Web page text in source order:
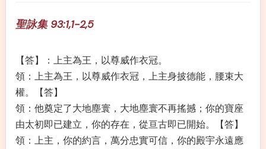
聖詠集 93:1,1-2,5
【答】：上主為王，以尊威作衣冠。
領：上主為王，以尊威作衣冠，上主身披德能，腰束大
權。【答】
領：他奠定了大地塵寰，大地塵寰不再搖撼；你的寶座
由太初即已建立，你的存在，從亘古即已開始。【答】
領：上主，你的約言，萬分忠實可信，你的殿宇永遠應